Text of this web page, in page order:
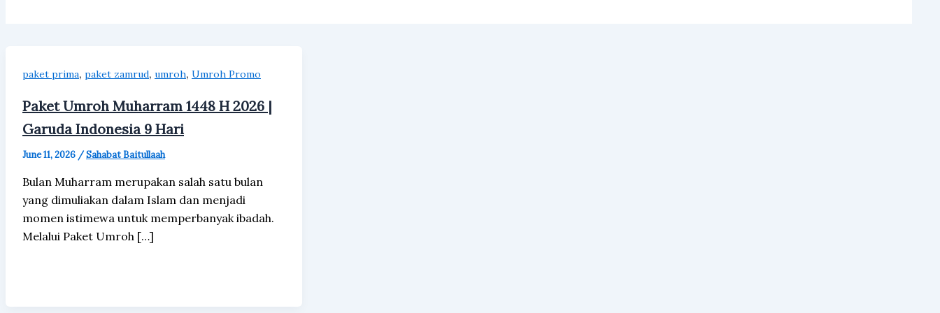
paket prima, paket zamrud, umroh, Umroh Promo
Paket Umroh Muharram 1448 H 2026 |
Garuda Indonesia 9 Hari
June 11, 2026 /Sahabat Baitullaah
Bulan Muharram merupakan salah satu bulan
yang dimuliakan dalam Islam dan menjadi
momen istimewa untuk memperbanyak ibadah.
Melalui Paket Umroh […]